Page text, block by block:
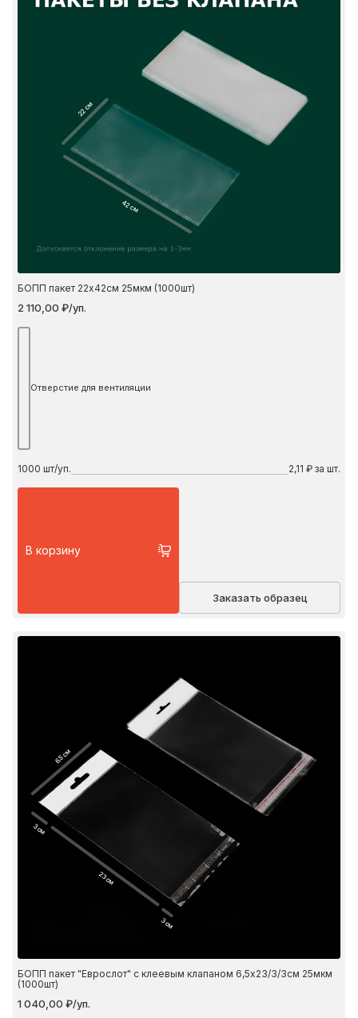
22 см
42 см
БОПП пакет 22х42см 25мкм (1000шт)
2 110,00 ₽/уп.
Отверстие для вентиляции
1000 шт/уп. 2,11 ₽ за шт.
В корзину
Заказать образец
6.5 см
23 см
3 см
3 см
БОПП пакет "Еврослот" с клеевым клапаном 6,5х23/3/3см 25мкм
(1000шт)
1 040,00 ₽/уп.